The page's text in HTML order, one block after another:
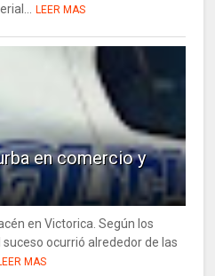
LEER MAS
en comercio y
en Victorica. Según los
ocurrió alrededor de las
MAS